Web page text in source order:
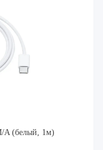
A (белый, 1м)